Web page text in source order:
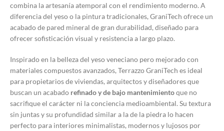
combina la artesanía atemporal con el rendimiento moderno. A
diferencia del yeso o la pintura tradicionales, GraniTech ofrece un
acabado de pared mineral de gran durabilidad, diseñado para
ofrecer sofisticación visual y resistencia a largo plazo.
Inspirado en la belleza del yeso veneciano pero mejorado con
materiales compuestos avanzados, Terrazzo GraniTech es ideal
para propietarios de viviendas, arquitectos y diseñadores que
buscan un acabado refinado y de bajo mantenimientoque no
sacrifique el carácter ni la conciencia medioambiental. Su textura
sin juntas y su profundidad similar a la de la piedra lo hacen
perfecto para interiores minimalistas, modernos y lujosos por